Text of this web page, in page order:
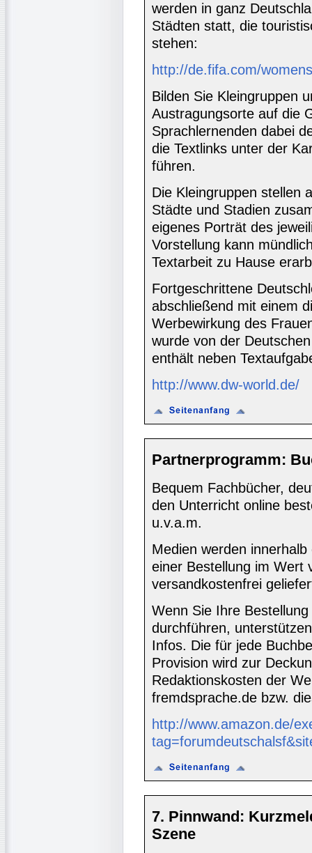
werden in ganz
Städten statt, die
stehen:
http://de.fifa.com/
Bilden Sie Kleingruppen
Austragungsorte auf die
Sprachlernenden dabei
die Textlinks unter der
führen.
Die Kleingruppen stellen
Städte und Stadien
eigenes Porträt des
Vorstellung kann
Textarbeit zu Hause
Fortgeschrittene
abschließend mit einem
Werbewirkung des
wurde von der
enthält neben
http://www.dw-world.de/
Partnerprogramm:
Bequem Fachbücher,
den Unterricht online
u.v.a.m.
Medien werden
einer Bestellung im Wert
versandkostenfrei
Wenn Sie Ihre
durchführen,
Infos. Die für jede
Provision wird zur
Redaktionskosten der
fremdsprache.de bzw.
http://www.amazon.de/
7. Pinnwand:
Szene